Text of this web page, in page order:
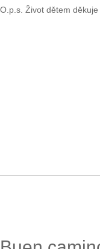
O.p.s. Život dětem